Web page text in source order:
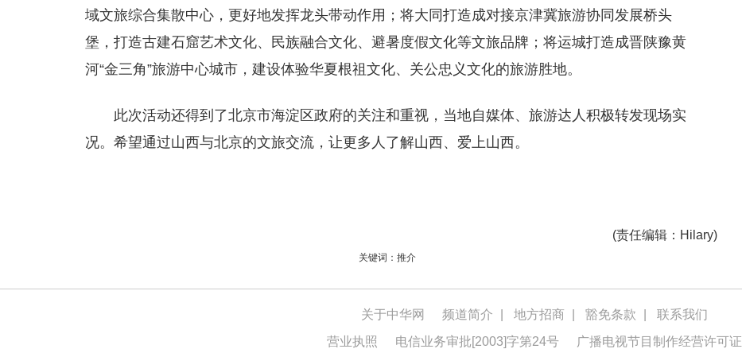
域文旅综合集散中心，更好地发挥龙头带动作用；将大同打造成对接京津冀旅游协同发展桥头
堡，打造古建石窟艺术文化、民族融合文化、避暑度假文化等文旅品牌；将运城打造成晋陕豫黄
河“金三角”旅游中心城市，建设体验华夏根祖文化、关公忠义文化的旅游胜地。
此次活动还得到了北京市海淀区政府的关注和重视，当地自媒体、旅游达人积极转发现场实
况。希望通过山西与北京的文旅交流，让更多人了解山西、爱上山西。
(责任编辑 ：Hilary)
关键词：推介
关于中华网 频道简介 地方招商 豁免条款
联系我们
营业执照
电信业务审批[2003]字第24号 广播电视节目制作经营许可证